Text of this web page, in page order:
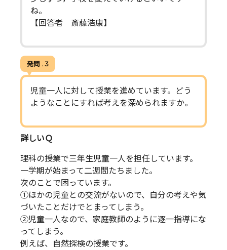
ね。
【回答者 斎藤浩康】
発問 . 3
児童一人に対して授業を進めています。どう
ようなことにすれば考えを深められますか。
詳しいＱ
理科の授業で三年生児童一人を担任しています。
一学期が始まって二週間たちました。
次のことで困っています。
①ほかの児童との交流がないので、自分の考えや気
づいたことだけでとまってしまう。
②児童一人なので、家庭教師のように逐一指導にな
ってしまう。
例えば、自然探検の授業です。